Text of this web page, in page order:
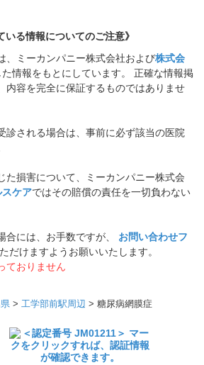
いる情報についてのご注意》
、ミーカンパニー株式会社および株式会
情報をもとにしています。 正確な情報掲
内容を完全に保証するものではありませ
診される場合は、事前に必ず該当の医院
た損害について、ミーカンパニー株式会
ケアではその賠償の責任を一切負わない
合には、お手数ですが、 お問い合わせフ
だけますようお願いいたします。
ておりません
> 工学部前駅周辺 > 糖尿病網膜症